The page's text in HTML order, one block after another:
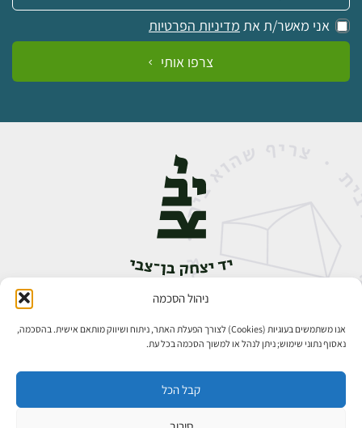
ניהול הסכמה
אנו משתמשים בעוגיות (Cookies) לצורך הפעלת האתר, ניתוח ושיווק מותאם אישית. בהסכמה,
נאסוף נתוני שימוש; ניתן לנהל או למשוך הסכמה בכל עת.
קבל הכל
אני מאשר/ת את מדיניות הפרטיות
צרפו אותי
אבן גבירול 14, רחביה, ירושלים